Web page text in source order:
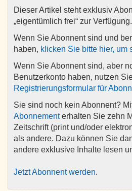
Dieser Artikel steht exklusiv
„eigentümlich frei“ zur Verfügung.
Wenn Sie Abonnent sind und
haben, klicken Sie bitte hier, um
Wenn Sie Abonnent sind, aber
Benutzerkonto haben, nutzen
Registrierungsformular für
Sie sind noch kein Abonnent?
Abonnementerhalten Sie zehn
Zeitschrift (print und/oder
als andere. Dazu können Sie
andere exklusive Inhalte lesen
Jetzt Abonnent werden.